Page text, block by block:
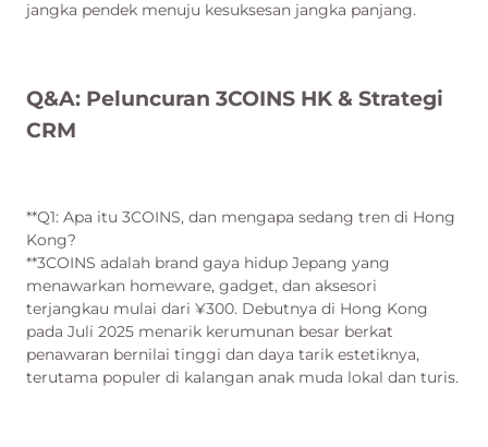
jangka pendek menuju kesuksesan jangka panjang.
Q&A: Peluncuran 3COINS HK & Strategi
CRM
**Q1: Apa itu 3COINS, dan mengapa sedang tren di Hong
Kong?
**3COINS adalah brand gaya hidup Jepang yang
menawarkan homeware, gadget, dan aksesori
terjangkau mulai dari ¥300. Debutnya di Hong Kong
pada Juli 2025 menarik kerumunan besar berkat
penawaran bernilai tinggi dan daya tarik estetiknya,
terutama populer di kalangan anak muda lokal dan turis.